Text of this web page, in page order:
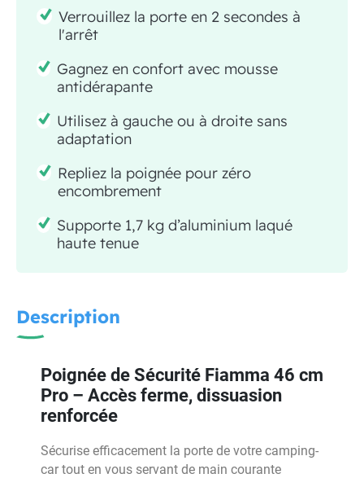
Verrouillez la porte en 2 secondes à
l'arrêt
Gagnez en confort avec mousse
antidérapante
Utilisez à gauche ou à droite sans
adaptation
Repliez la poignée pour zéro
encombrement
Supporte 1,7 kg d’aluminium laqué
haute tenue
Description
Poignée de Sécurité Fiamma 46 cm
Pro – Accès ferme, dissuasion
renforcée
Sécurise efficacement la porte de votre camping-
car tout en vous servant de main courante